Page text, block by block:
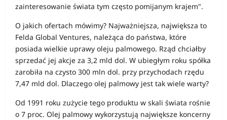
zainteresowanie świata tym często pomijanym krajem".
O jakich ofertach mówimy? Najważniejsza, największa to
Felda Global Ventures, należąca do państwa, które
posiada wielkie uprawy oleju palmowego. Rząd chciałby
sprzedać jej akcje za 3,2 mld dol. W ubiegłym roku spółka
zarobiła na czysto 300 mln dol. przy przychodach rzędu
7,47 mld dol. Dlaczego olej palmowy jest tak wiele warty?
Od 1991 roku zużycie tego produktu w skali świata rośnie
o 7 proc. Olej palmowy wykorzystują największe koncerny